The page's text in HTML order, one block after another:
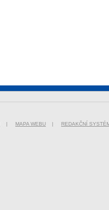
| MAPA WEBU | REDAKČNÍ